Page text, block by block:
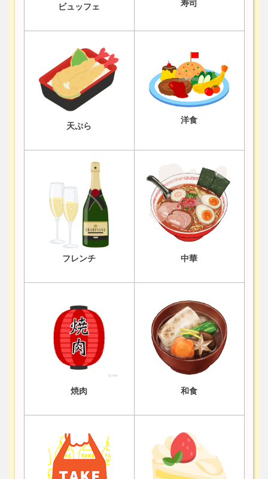
ビュッフェ 寿司
天ぷら
洋食
フレンチ 中華
焼肉 和食